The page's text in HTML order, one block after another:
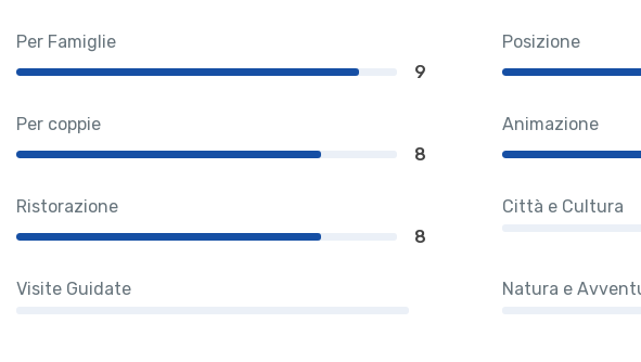
Per Famiglie
9
Posizione
Per coppie
8
Animazione
Ristorazione
8
Città e Cultura
Visite Guidate Natura e